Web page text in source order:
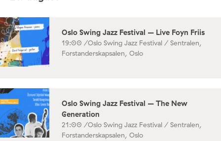
Oslo Swing Jazz Festival – Live Foyn Friis
19:00 /Oslo Swing Jazz Festival / Sentralen,
Forstanderskapsalen, Oslo
Oslo Swing Jazz Festival – The New
Generation
21:00 /Oslo Swing Jazz Festival / Sentralen,
Forstanderskapsalen, Oslo